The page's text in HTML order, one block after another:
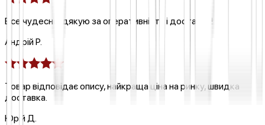
Все чудесно, дякую за оперативність і доставку!
Андрій Р.
Товар відповідає опису, найкраща ціна на ринку, швидка
доставка.
Юрій Д.